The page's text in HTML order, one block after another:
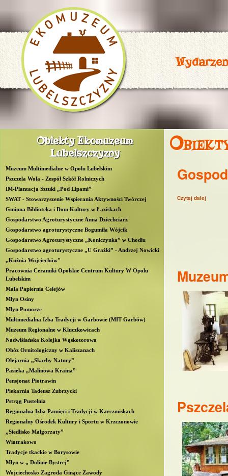
P
O
W
L
u
b
n
Czytaj dalej
Obiekty Ekomuzeum
Lubelszczyzny
Muzeum Multimedialne w Opolu Lubelskim
Pszczela Wola - Zespół Szkół Rolniczych
IM-Plantacja Sztuki „Pod Lipami”
SWAT - Stowarzyszenie Wspierania Aktywności Twórczej
Gminna Biblioteka i Dom Kultury w Łaziskach
Gospodarstwo Agroturystyczne Anna Dziechciarz
Gospodarstwo agroturystyczne Bogumiła Wójcik
Gospodarstwo Agroturystyczne „Koniczynka” w Chodlu
Gospodarstwo agroturystyczne „U Grażki” - Andrzej Nowicki
,,Kuźnia Wojciechów"
Pracownia Ceramiki Opolskie Centrum Kultury W Opolu
Lubelskim
Mała Papiernia Celejów
Młyn Osiny
Młyn Pomorze
Multimedialna Izba Tradycji w Garbowie (MIT Garbów)
Muzeum Regionalne w Kluczkowicach
Nadwiślańska Kolejka Wąskotorowa
Obóz Ornitologiczny w Kaliszanach
Olejarnia „Skarby Natury”
Pasieka „Malinowa Kraina”
Pensjonat Piotrawin
Piekarnia Tadeusz Zubrzycki
Pstrąg Pustelnia
Regionalna Izba Pamięci i Tradycji w Karczmiskach
Regionalny Ośrodek Kultury i Sportu w Krzczonowie
„Siedlisko Małgorzaty”
Wiatrakowo
Tradycje tkackie w Borysowie
Młyn w „ Dolinie Bystrej”
Wojciechosko Zagroda Ginące Zawody